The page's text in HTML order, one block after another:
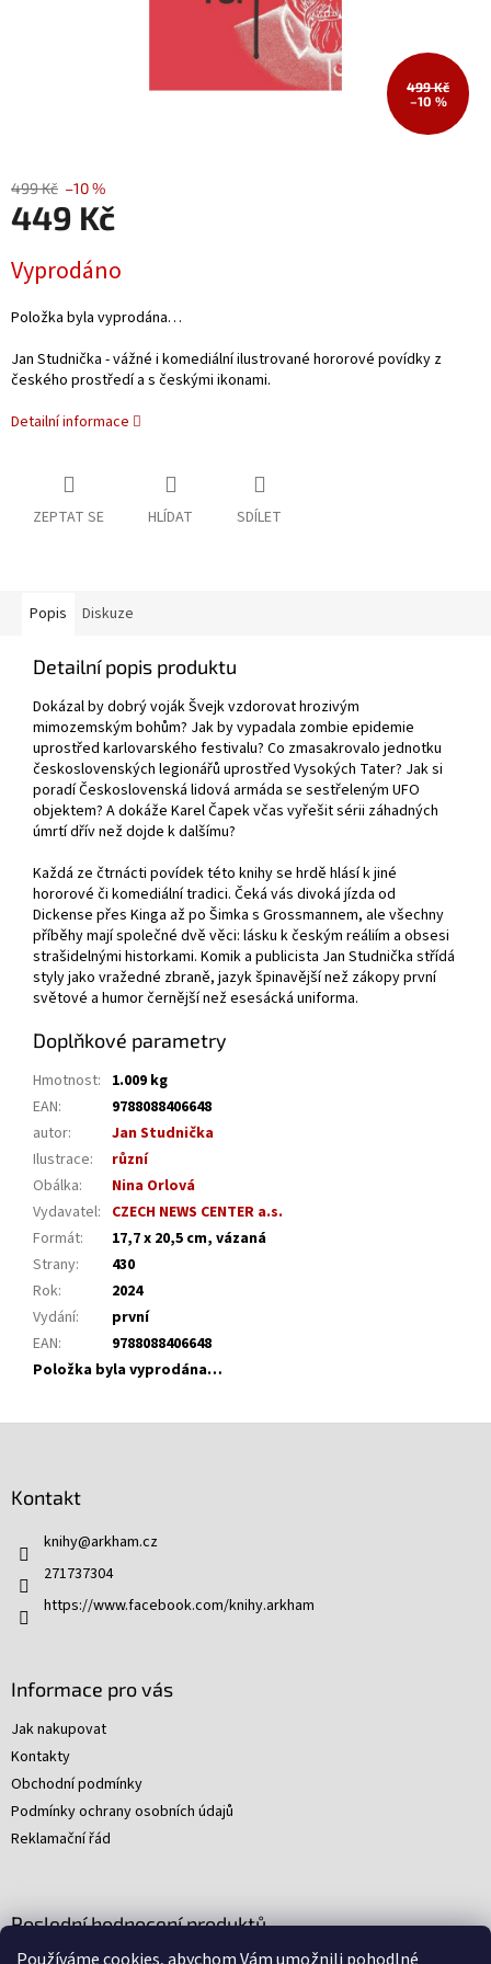
499 Kč
–10 %
499 Kč –10 %
449 Kč
cena:
Vyprodáno
Položka byla vyprodána…
Jan Studnička - vážné i komediální ilustrované hororové povídky z
českého prostředí a s českými ikonami.
Detailní informace
ZEPTAT SE HLÍDAT SDÍLET
Popis Diskuze
Detailní popis produktu
Dokázal by dobrý voják Švejk vzdorovat hrozivým
mimozemským bohům? Jak by vypadala zombie epidemie
uprostřed karlovarského festivalu? Co zmasakrovalo jednotku
československých legionářů uprostřed Vysokých Tater? Jak si
poradí Československá lidová armáda se sestřeleným UFO
objektem? A dokáže Karel Čapek včas vyřešit sérii záhadných
úmrtí dřív než dojde k dalšímu?
Každá ze čtrnácti povídek této knihy se hrdě hlásí k jiné
hororové či komediální tradici. Čeká vás divoká jízda od
Dickense přes Kinga až po Šimka s Grossmannem, ale všechny
příběhy mají společné dvě věci: lásku k českým reáliím a obsesi
strašidelnými historkami. Komik a publicista Jan Studnička střídá
styly jako vražedné zbraně, jazyk špinavější než zákopy první
světové a humor černější než esesácká uniforma.
Doplňkové parametry
Hmotnost: 1.009 kg
EAN:
9788088406648
autor:
Jan Studnička
Ilustrace:
různí
Obálka:
Nina Orlová
Vydavatel: CZECH NEWS CENTER a.s.
Formát:
17,7 x 20,5 cm, vázaná
Strany:
430
Rok:
2024
Vydání:
první
EAN:
9788088406648
Položka byla vyprodána…
Kontakt
knihy@arkham.cz
271737304
https://www.facebook.com/knihy.arkham
Informace pro vás
Jak nakupovat
Kontakty
Obchodní podmínky
Podmínky ochrany osobních údajů
Reklamační řád
Poslední hodnocení produktů